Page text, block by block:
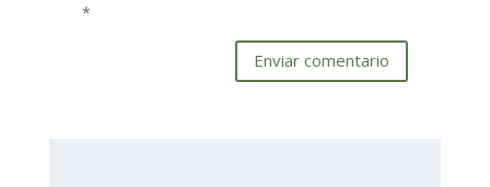
*
Enviar comentario